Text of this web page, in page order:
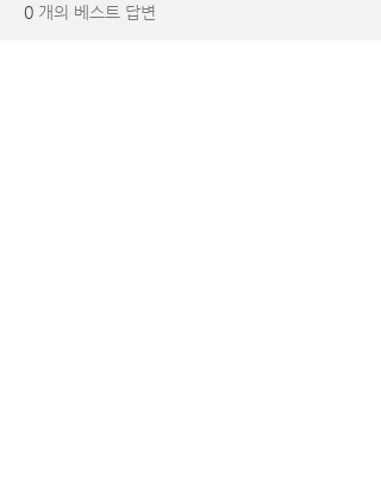
0 개의 베스트 답변